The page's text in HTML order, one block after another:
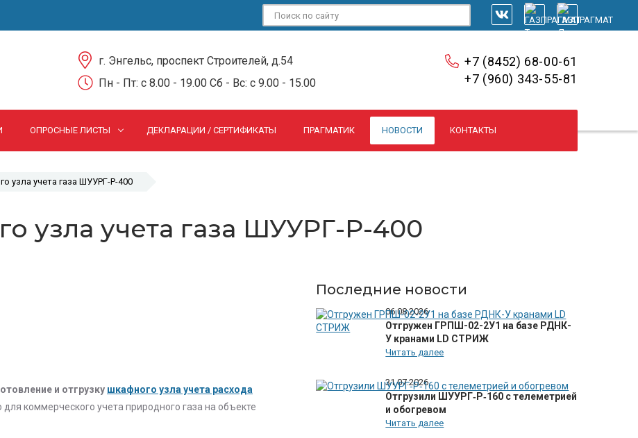
+7 (8452) 68-00-61
+7 (960) 343-55-81
г. Энгельс, проспект Строителей, д.54
Пн - Пт: c 8.00 - 19.00 Сб - Вс: c 9.00 - 15.00
ОПРОСНЫЕ ЛИСТЫ ДЕКЛАРАЦИИ / СЕРТИФИКАТЫ ПРАГМАТИК НОВОСТИ КОНТАКТЫ
узла учета газа ШУУРГ-Р-400
узла учета газа ШУУРГ-Р-400
и отгрузку шкафного узла учета расхода
коммерческого учета природного газа на объекте
Последние новости
06.08.2026
Отгружен ГРПШ-02-2У1 на базе РДНК-
У кранами LD СТРИЖ
Читать далее
31.07.2026
Отгрузили ШУУРГ‑Р‑160 с телеметрией
и обогревом
Читать далее